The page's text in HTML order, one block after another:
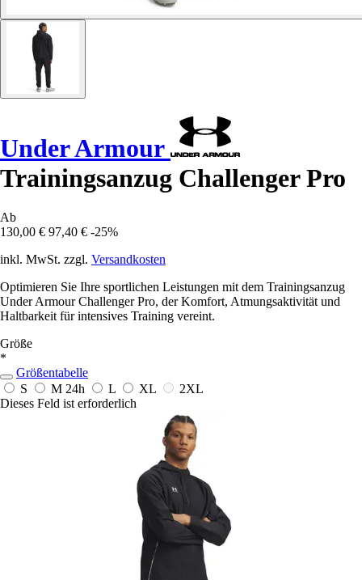
Under Armour
Trainingsanzug Challenger Pro
Ab
130,00 € 97,40 € -25%
inkl. MwSt. zzgl. Versandkosten
Optimieren Sie Ihre sportlichen Leistungen mit dem Trainingsanzug
Under Armour Challenger Pro, der Komfort, Atmungsaktivität und
Haltbarkeit für intensives Training vereint.
Größe
*
Größentabelle
S
M 24h L XL
2XL
Dieses Feld ist erforderlich